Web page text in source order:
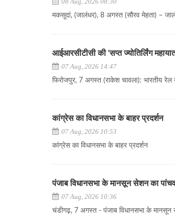
मकसूदां, (जालंधर), 8 अगस्त (सौरव मेहता) –
आईआरसीटीसी की ‘सप्त ज्योतिर्लिंग
07 Aug, 2026 14:47
फिरोजपुर, 7 अगस्त (राकेश चावला): भारतीय रेल
कांग्रेस का विधानसभा के बाहर प्रदर्शन
07 Aug, 2026 10:53
कांग्रेस का विधानसभा के बाहर प्रदर्शन
पंजाब विधानसभा के मानसून सेशन का
07 Aug, 2026 10:36
चंडीगढ़, 7 अगस्त - पंजाब विधानसभा के मानसून